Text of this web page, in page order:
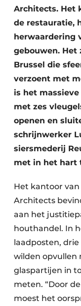
Architects. Het
de restauratie,
herwaardering
gebouwen. Het
Brussel die
verzoent met
is het
met zes
openen en
schrijnwerker
siersmederij
met in het hart
Het kantoor van
Architects
aan het
houthandel. In
laadposten,
wilden opvullen
glaspartijen in
meten. “Door
moest het